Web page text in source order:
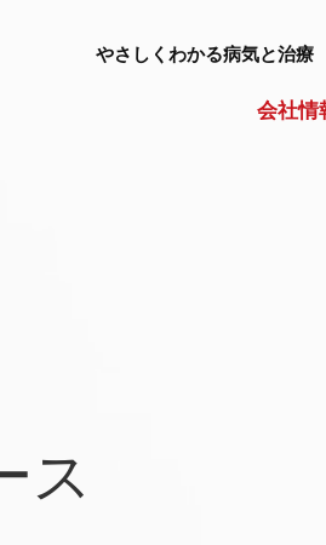
会社情
やさしくわかる病気と治療
ス